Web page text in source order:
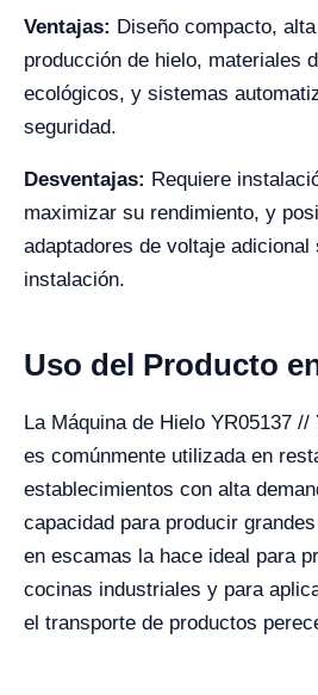
Ventajas: Diseño compacto,
producción de hielo, materiales
ecológicos, y sistemas
seguridad.
Desventajas: Requiere
maximizar su rendimiento, y
adaptadores de voltaje adicional
instalación.
Uso del Producto
La Máquina de Hielo YR05137 //
es comúnmente utilizada en
establecimientos con alta
capacidad para producir
en escamas la hace ideal para
cocinas industriales y para
el transporte de productos